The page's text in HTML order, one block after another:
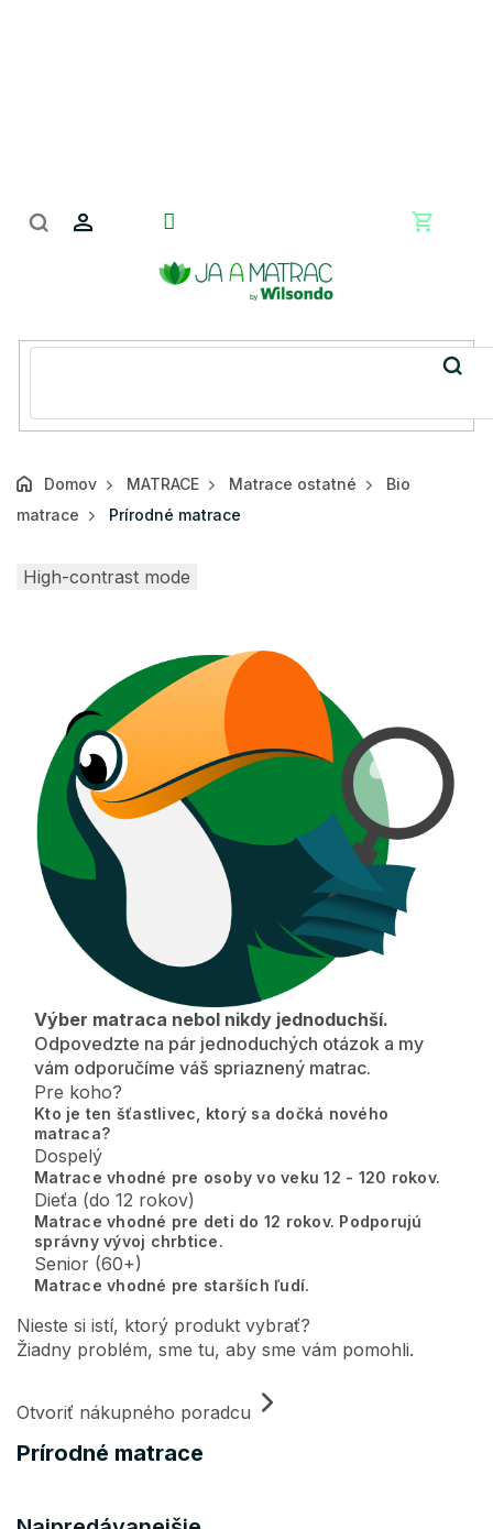
Domov MATRACE Matrace ostatné
Bio
matrace
Prírodné matrace
Prírodné matrace
High-contrast mode
Výber matraca nebol nikdy jednoduchší.
Odpovedzte na pár jednoduchých otázok a my
vám odporučíme váš spriaznený matrac.
Pre koho?
Kto je ten šťastlivec, ktorý sa dočká nového
matraca?
Dospelý
Matrace vhodné pre osoby vo veku 12 - 120 rokov.
Dieťa (do 12 rokov)
Matrace vhodné pre deti do 12 rokov. Podporujú
správny vývoj chrbtice.
Senior (60+)
Matrace vhodné pre starších ľudí.
Nieste si istí, ktorý produkt vybrať?
Žiadny problém, sme tu, aby sme vám pomohli.
Otvoriť nákupného poradcu